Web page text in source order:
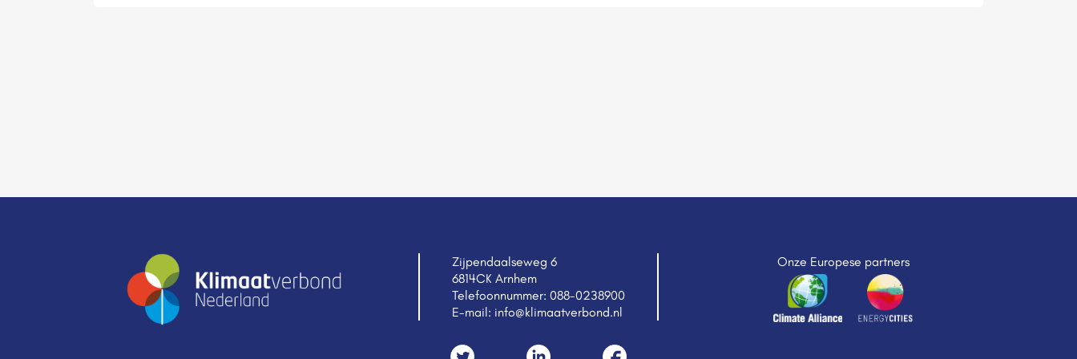
Zijpendaalseweg 6
6814CK Arnhem
Telefoonnummer: 088-0238900
E-mail: info@klimaatverbond.nl
Onze Europese partners